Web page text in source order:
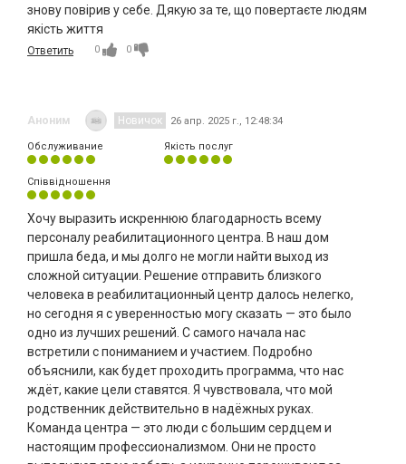
знову повірив у себе. Дякую за те, що повертаєте людям
якість життя
Ответить 0 0
Аноним Новичок 26 апр. 2025 г., 12:48:34
Обслуживание Якість послуг
Співвідношення
Хочу выразить искреннюю благодарность всему
персоналу реабилитационного центра. В наш дом
пришла беда, и мы долго не могли найти выход из
сложной ситуации. Решение отправить близкого
человека в реабилитационный центр далось нелегко,
но сегодня я с уверенностью могу сказать — это было
одно из лучших решений. С самого начала нас
встретили с пониманием и участием. Подробно
объяснили, как будет проходить программа, что нас
ждёт, какие цели ставятся. Я чувствовала, что мой
родственник действительно в надёжных руках.
Команда центра — это люди с большим сердцем и
настоящим профессионализмом. Они не просто